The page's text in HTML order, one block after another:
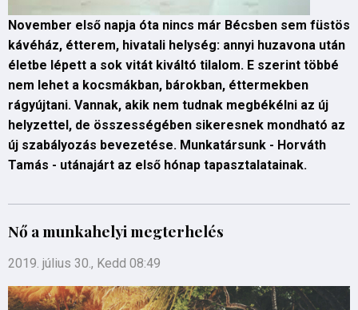
November első napja óta nincs már Bécsben sem füstös
kávéház, étterem, hivatali helység: annyi huzavona után
életbe lépett a sok vitát kiváltó tilalom. E szerint többé
nem lehet a kocsmákban, bárokban, éttermekben
rágyújtani. Vannak, akik nem tudnak megbékélni az új
helyzettel, de összességében sikeresnek mondható az
új szabályozás bevezetése. Munkatársunk - Horváth
Tamás - utánajárt az első hónap tapasztalatainak.
Nő a munkahelyi megterhelés
2019. július 30., Kedd 08:49